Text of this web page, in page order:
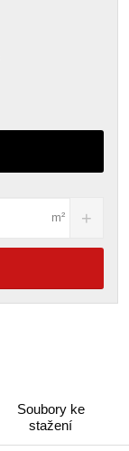
m²
Soubory ke
stažení